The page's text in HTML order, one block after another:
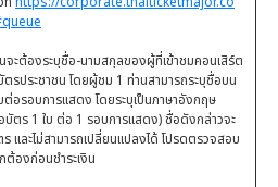
จะต้องระบุชื่อ-นามสกุลของผู้ที่เข้าชมคอนเสิร์ต
รประชาชน โดยผู้ชม 1 ท่านสามารถระบุชื่อบน
ต่อรอบการแสดง โดยระบุเป็นภาษาอังกฤษ
ตร 1 ใบ ต่อ 1 รอบการแสดง) ชื่อดังกล่าวจะ
ละไม่สามารถเปลี่ยนแปลงได้ โปรดตรวจสอบ
องก่อนชำระเงิน